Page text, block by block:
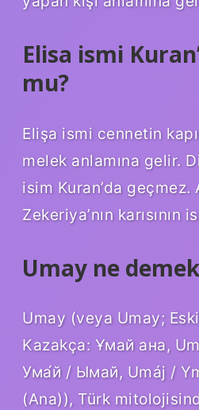
Elisa ismi
mu?
Elişa ismi cennetin
melek anlamına gelir.
isim Kuran’da geçmez.
Zekeriya’nın karısının
Umay ne
Umay (veya Umay; Eski
Kazakça: Ұмай aна,
Ума́й / Ымай, Umáj /
(Ana)), Türk